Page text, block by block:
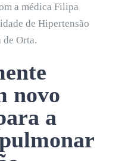
a médica Filipa
de Hipertensão
Orta.
novo
a